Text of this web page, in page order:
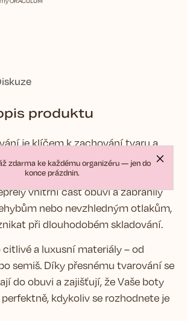
zdarma ke každému organizéru — jen do
konce prázdnin.
produktu
je klíčem k zachování tvaru a
do bot jsou navrženy tak,
vnitřní část obuvi a zabránily
nebo nevzhledným otlakům,
při dlouhodobém skladování.
citlivé a luxusní materiály – od
semiš. Díky přesnému tvarování se
do obuvi a zajišťují, že Vaše boty
kdykoliv se rozhodnete je